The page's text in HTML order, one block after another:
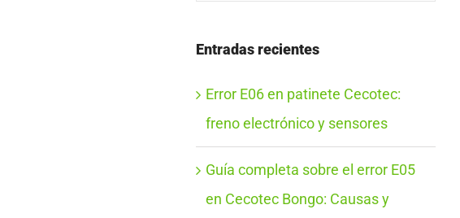
Entradas recientes
Error E06 en patinete Cecotec:
freno electrónico y sensores
Guía completa sobre el error E05
en Cecotec Bongo: Causas y